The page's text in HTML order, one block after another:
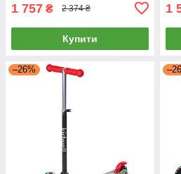
1 757 ₴ 2 374 ₴
Купити
1
–26%